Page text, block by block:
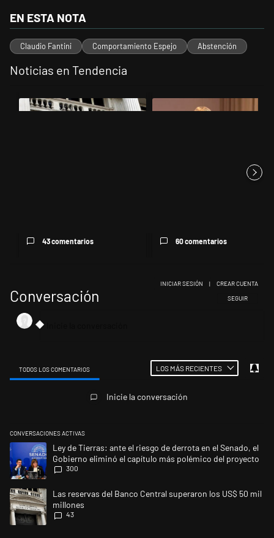
EN ESTA NOTA
Claudio Fantini Comportamiento Espejo Abstención
Noticias en Tendencia
Un artículo de tendencia con el título "Las reservas del Banco
43 comentarios
Un artículo de tendencia con el
60 comentarios
Conversación SIGA ESTA
SEGUIR
INICIAR SESIÓN | CREAR CUENTA
TODOS LOS COMENTARIOS LOS MÁS RECIENTES
Inicie la conversación
CONVERSACIONES ACTIVAS
Este listado muestra los artículos con más comentarios en los últimos
Un artículo de tendencia con el título "Ley de Tierras: ante el riesgo
Ley de Tierras: ante el riesgo de derrota en el Senado, el
Gobierno eliminó el capítulo más polémico del proyecto
300
Un artículo de tendencia con el título "Las reservas del Banco Central
Las reservas del Banco Central superaron los US$ 50 mil
millones
43